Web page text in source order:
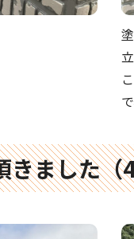
きました